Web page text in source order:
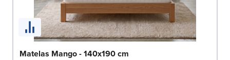
Matelas Mango - 140x190 cm